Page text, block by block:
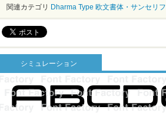
関連カテゴリ Dharma Type 欧文書体・サンセリフ
シミュレーション